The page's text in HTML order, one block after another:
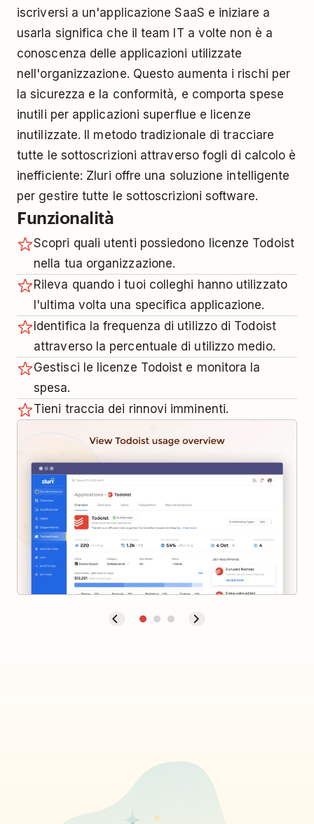
iscriversi a un'applicazione SaaS e iniziare a
usarla significa che il team IT a volte non è a
conoscenza delle applicazioni utilizzate
nell'organizzazione. Questo aumenta i rischi per
la sicurezza e la conformità, e comporta spese
inutili per applicazioni superflue e licenze
inutilizzate. Il metodo tradizionale di tracciare
tutte le sottoscrizioni attraverso fogli di calcolo è
inefficiente: Zluri offre una soluzione intelligente
per gestire tutte le sottoscrizioni software.
Funzionalità
Scopri quali utenti possiedono licenze Todoist
nella tua organizzazione.
Rileva quando i tuoi colleghi hanno utilizzato
l'ultima volta una specifica applicazione.
Identifica la frequenza di utilizzo di Todoist
attraverso la percentuale di utilizzo medio.
Gestisci le licenze Todoist e monitora la
spesa.
Tieni traccia dei rinnovi imminenti.